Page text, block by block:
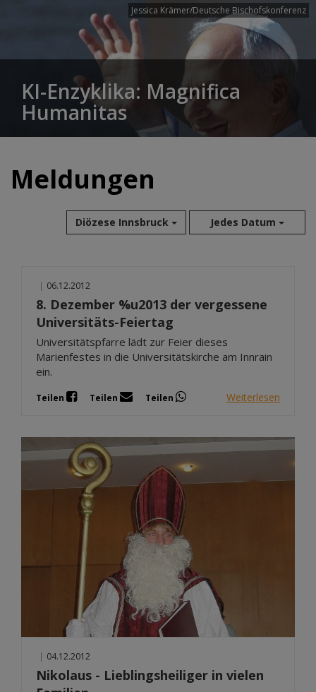
Jessica Krämer/Deutsche Bischofskonferenz
KI-Enzyklika: Magnifica
Humanitas
Meldungen
Diözese Innsbruck Jedes Datum
Jun 2026
Apr 2026
Mär 2026
Jan 2026
Nov 2025
Okt 2025
| 06.12.2012
8. Dezember %u2013 der vergessene
Universitäts-Feiertag
Universitätspfarre lädt zur Feier dieses
Marienfestes in die Universitätskirche am Innrain
ein.
Teilen Teilen Teilen Weiterlesen
| 04.12.2012
Nikolaus - Lieblingsheiliger in vielen